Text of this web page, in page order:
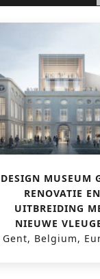
DESIGN MUSEUM
RENOVATIE EN
UITBREIDING
NIEUWE
Gent, Belgium,